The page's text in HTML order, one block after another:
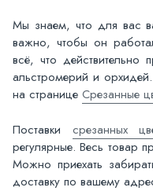
Мы знаем, что для вас
важно, чтобы он
всё, что действительно
альстромерий и
на странице Срезанные
Поставки срезанных
регулярные. Весь товар
Можно приехать
доставку по вашему